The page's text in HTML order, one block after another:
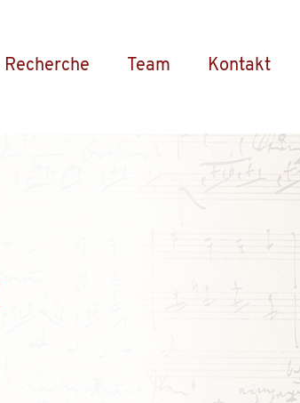
Recherche Team Kontakt